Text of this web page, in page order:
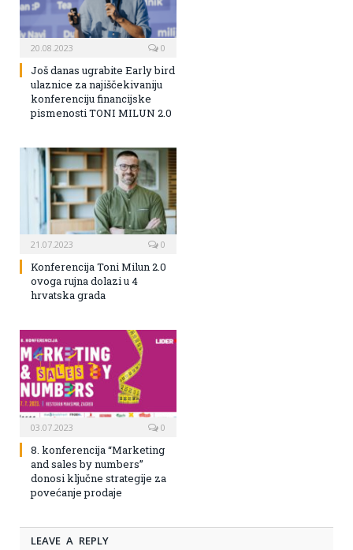
20.08.2023 0
Još danas ugrabite Early bird
ulaznice za najiščekivaniju
konferenciju financijske
pismenosti TONI MILUN 2.0
21.07.2023 0
Konferencija Toni Milun 2.0
ovoga rujna dolazi u 4
hrvatska grada
03.07.2023 0
8. konferencija “Marketing
and sales by numbers”
donosi ključne strategije za
povećanje prodaje
LEAVE A REPLY